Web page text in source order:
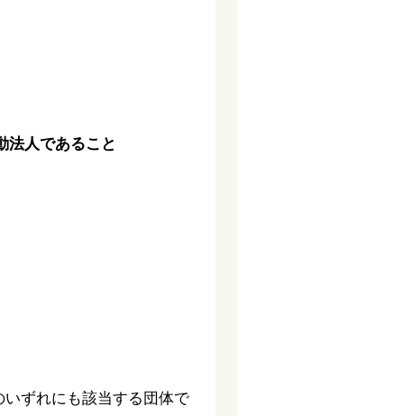
法人であること
ずれにも該当する団体で